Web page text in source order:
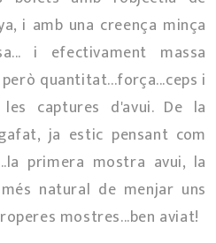
i amb una creença minça
i efectivament massa
quantitat...força...ceps i
captures d'avui. De la
ja estic pensant com
primera mostra avui, la
natural de menjar uns
mostres...ben aviat!